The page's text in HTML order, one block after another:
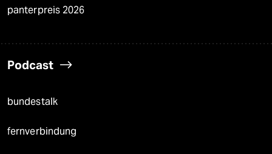
panterpreis 2026
Podcast
bundestalk
fernverbindung